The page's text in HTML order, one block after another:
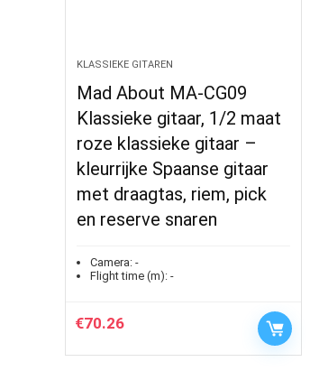
KLASSIEKE GITAREN
Mad About MA-CG09
Klassieke gitaar, 1/2 maat
roze klassieke gitaar –
kleurrijke Spaanse gitaar
met draagtas, riem, pick
en reserve snaren
Camera: -
Flight time (m): -
€70.26